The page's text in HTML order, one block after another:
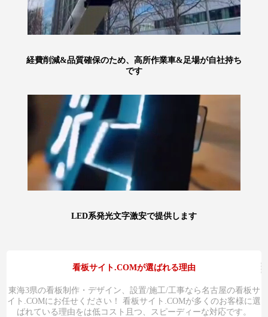
経費削減&品質確保のため、高所作業車&足場が自社持ち
です
LED系発光文字激安で提供します
看板サイト.COMが選ばれる理由
東海3県の看板制作・デザイン、設置/施工/工事なら名古屋の看板サ
イト.COMにお任せください！ 看板サイト.COMが多くのお客様に選
ばれている理由をは低コスト且つ、スピーディーな対応です。